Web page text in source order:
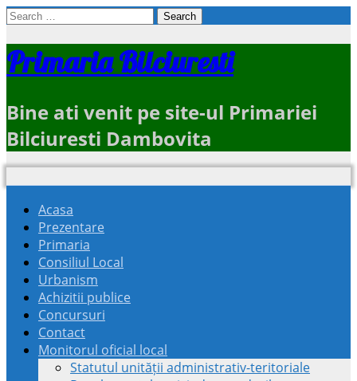
Search
Primaria Bilciuresti
Bine ati venit pe site-ul Primariei
Bilciuresti Dambovita
Acasa
Prezentare
Primaria
Consiliul Local
Urbanism
Achizitii publice
Concursuri
Contact
Monitorul oficial local
Statutul unității administrativ-teritoriale